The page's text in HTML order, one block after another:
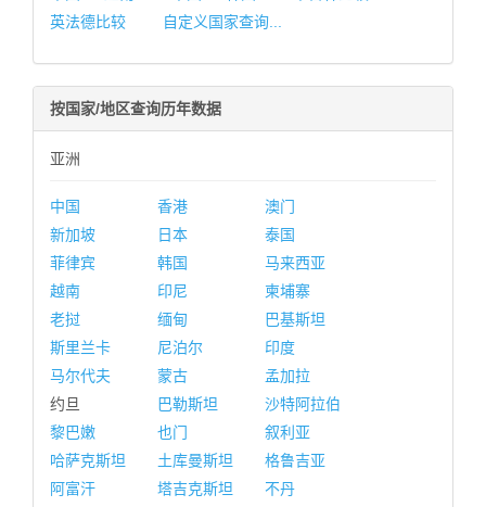
英法德比较
自定义国家查询...
按国家/地区查询历年数据
亚洲
中国 香港
澳门
新加坡
日本
泰国
菲律宾
韩国
马来西亚
越南
印尼
柬埔寨
老挝
缅甸
巴基斯坦
斯里兰卡
尼泊尔
印度
马尔代夫
蒙古
孟加拉
约旦
巴勒斯坦
沙特阿拉伯
黎巴嫩
也门
叙利亚
哈萨克斯坦
土库曼斯坦
格鲁吉亚
阿富汗
塔吉克斯坦
不丹